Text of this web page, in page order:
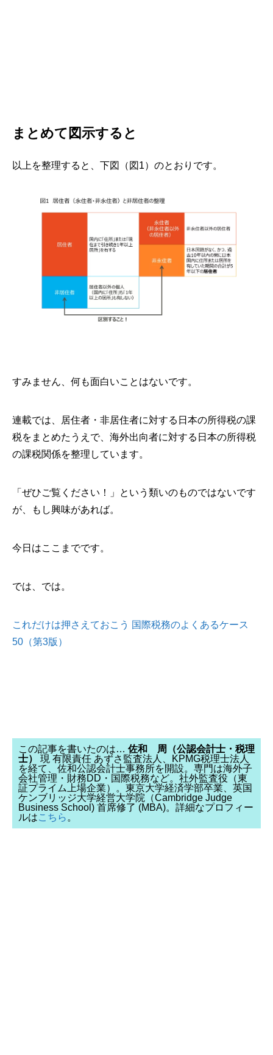
まとめて図示すると
以上を整理すると、下図（図1）のとおりです。
すみません、何も面白いことはないです。
連載では、居住者・非居住者に対する日本の所得税の課
税をまとめたうえで、海外出向者に対する日本の所得税
の課税関係を整理しています。
「ぜひご覧ください！」という類いのものではないです
が、もし興味があれば。
今日はここまでです。
では、では。
これだけは押さえておこう 国際税務のよくあるケース
50（第3版）
この記事を書いたのは… 佐和 周（公認会計士・税理
士）
現 有限責任 あずさ監査法人、KPMG税理士法人
を経て、佐和公認会計士事務所を開設。専門は海外子
会社管理・財務DD・国際税務など。社外監査役（東
証プライム上場企業）。東京大学経済学部卒業、英国
ケンブリッジ大学経営大学院（Cambridge Judge
Business School) 首席修了 (MBA)。詳細なプロフィー
ルはこちら 。